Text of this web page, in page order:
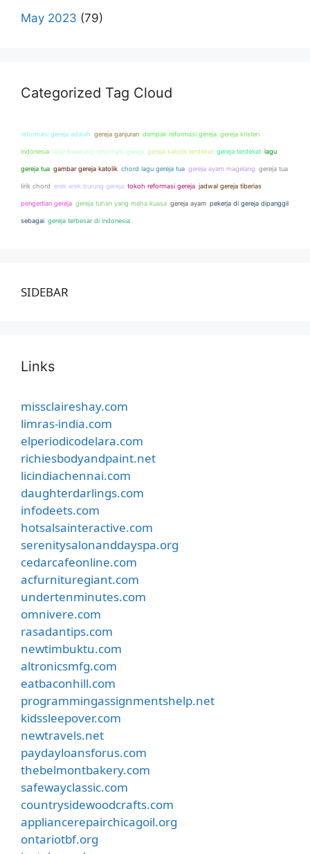
May 2023 (79)
Categorized Tag Cloud
reformasi gereja adalah gereja ganjuran dampak reformasi gereja gereja kristen
indonesia latar belakang reformasi gereja gereja katolik terdekat gereja terdekat lagu
gereja tua gambar gereja katolik chord lagu gereja tua gereja ayam magelang gereja tua
lirik chord erek erek burung gereja tokoh reformasi gereja jadwal gereja tiberias
pengertian gereja gereja tuhan yang maha kuasa gereja ayam pekerja di gereja dipanggil
sebagai gereja terbesar di indonesia
SIDEBAR
Links
missclaireshay.com
limras-india.com
elperiodicodelara.com
richiesbodyandpaint.net
licindiachennai.com
daughterdarlings.com
infodeets.com
hotsalsainteractive.com
serenitysalonanddayspa.org
cedarcafeonline.com
acfurnituregiant.com
undertenminutes.com
omnivere.com
rasadantips.com
newtimbuktu.com
altronicsmfg.com
eatbaconhill.com
programmingassignmentshelp.net
kidssleepover.com
newtravels.net
paydayloansforus.com
thebelmontbakery.com
safewayclassic.com
countrysidewoodcrafts.com
appliancerepairchicagoil.org
ontariotbf.org